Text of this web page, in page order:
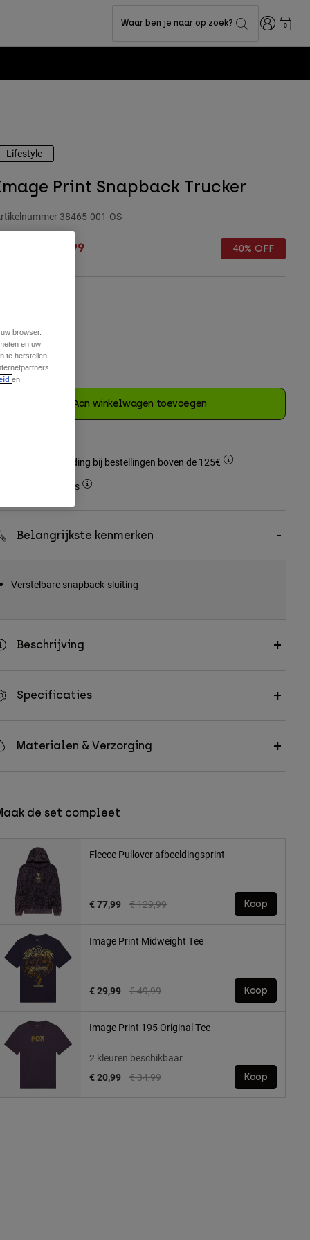
Waar ben je naar op zoek? Inloggen
0
Lifestyle
Print Snapback Trucker
38465-001-OS
reduced from
€ 20,99 40% OFF
geselecteerd
Aan winkelwagen toevoegen
Gratis verzending bij bestellingen boven de 125€
Simple Returns
Belangrijkste kenmerken
Verstelbare snapback-sluiting
Beschrijving
Specificaties
Materialen & Verzorging
de set compleet
Fleece Pullover afbeeldingsprint
Price reduced from
€ 129,99to
€ 77,99 Koop
Image Print Midweight Tee
Price reduced from
€ 49,99to
€ 29,99 Koop
Image Print 195 Original Tee
2 kleuren beschikbaar
Price reduced from
€ 34,99to
€ 20,99 Koop
browser.
en uw
te herstellen
en